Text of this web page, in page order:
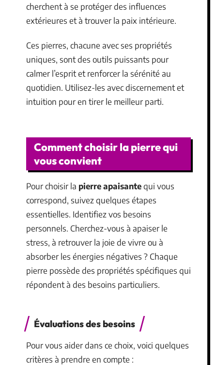
cherchent à se protéger des influences
extérieures et à trouver la paix intérieure.
Ces pierres, chacune avec ses propriétés
uniques, sont des outils puissants pour
calmer l’esprit et renforcer la sérénité au
quotidien. Utilisez-les avec discernement et
intuition pour en tirer le meilleur parti.
Comment choisir la pierre qui
vous convient
Pour choisir la pierre apaisantequi vous
correspond, suivez quelques étapes
essentielles. Identifiez vos besoins
personnels. Cherchez-vous à apaiser le
stress, à retrouver la joie de vivre ou à
absorber les énergies négatives ? Chaque
pierre possède des propriétés spécifiques qui
répondent à des besoins particuliers.
Évaluations des besoins
Pour vous aider dans ce choix, voici quelques
critères à prendre en compte :